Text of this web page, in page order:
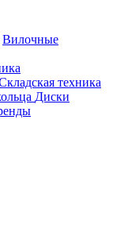
Вилочные
техника
Диски